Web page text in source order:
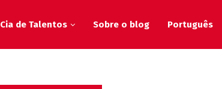
Cia de Talentos Sobre o blog Português